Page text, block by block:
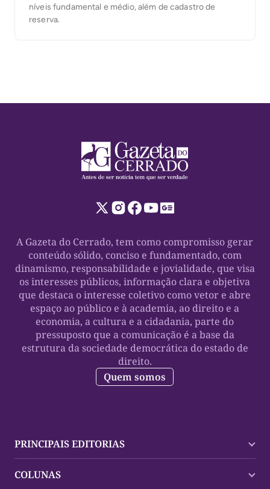
níveis fundamental e médio, além de cadastro de
reserva.
A Gazeta do Cerrado, tem como compromisso gerar
conteúdo sólido, conciso e fundamentado, com
dinamismo, responsabilidade e jovialidade, que visa
os interesses públicos, informação clara e objetiva
que destaca o interesse coletivo como vetor e abre
espaço ao público e à academia, ao direito e a
economia, a cultura e a cidadania, parte do
pressuposto que a comunicação é a base da
estrutura da sociedade democrática do estado de
direito.
Quem somos
PRINCIPAIS EDITORIAS
Palmas
COLUNAS